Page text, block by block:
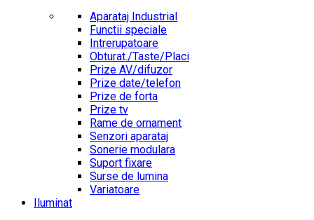
Aparataj Industrial
Functii speciale
Intrerupatoare
Obturat./Taste/Placi
Prize AV/difuzor
Prize date/telefon
Prize de forta
Prize tv
Rame de ornament
Senzori aparataj
Sonerie modulara
Suport fixare
Surse de lumina
Variatoare
Iluminat